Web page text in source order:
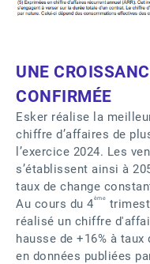
UNE
CONFIRMÉE
Esker réalise la
chiffre d’affaires de
l’exercice 2024. Les
s’établissent ainsi à
taux de change
Au cours du 4ème
réalisé un chiffre
hausse de +16% à
en données publiées